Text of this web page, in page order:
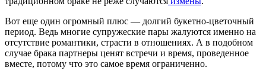
Вот еще один огромный плюс — долгий букетно-цветочный
период. Ведь многие супружеские пары жалуются именно на
отсутствие романтики, страсти в отношениях. А в подобном
случае брака партнеры ценят встречи и время, проведенное
вместе, потому что это самое время ограниченно.